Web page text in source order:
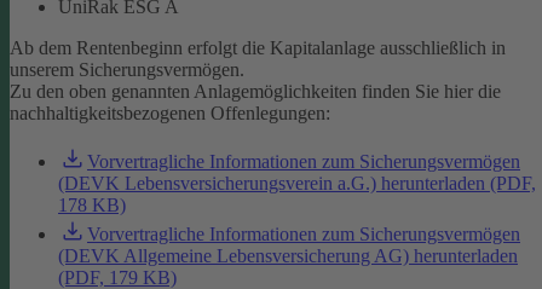
UniRak ESG A
Ab dem Rentenbeginn erfolgt die Kapitalanlage ausschließlich in
unserem Sicherungsvermögen.
Zu den oben genannten Anlagemöglichkeiten finden Sie hier die
nachhaltigkeitsbezogenen Offenlegungen:
Vorvertragliche Informationen zum Sicherungsvermögen
(DEVK Lebensversicherungsverein a.G.) herunterladen (PDF,
178 KB)
Vorvertragliche Informationen zum Sicherungsvermögen
(DEVK Allgemeine Lebensversicherung AG) herunterladen
(PDF, 179 KB)